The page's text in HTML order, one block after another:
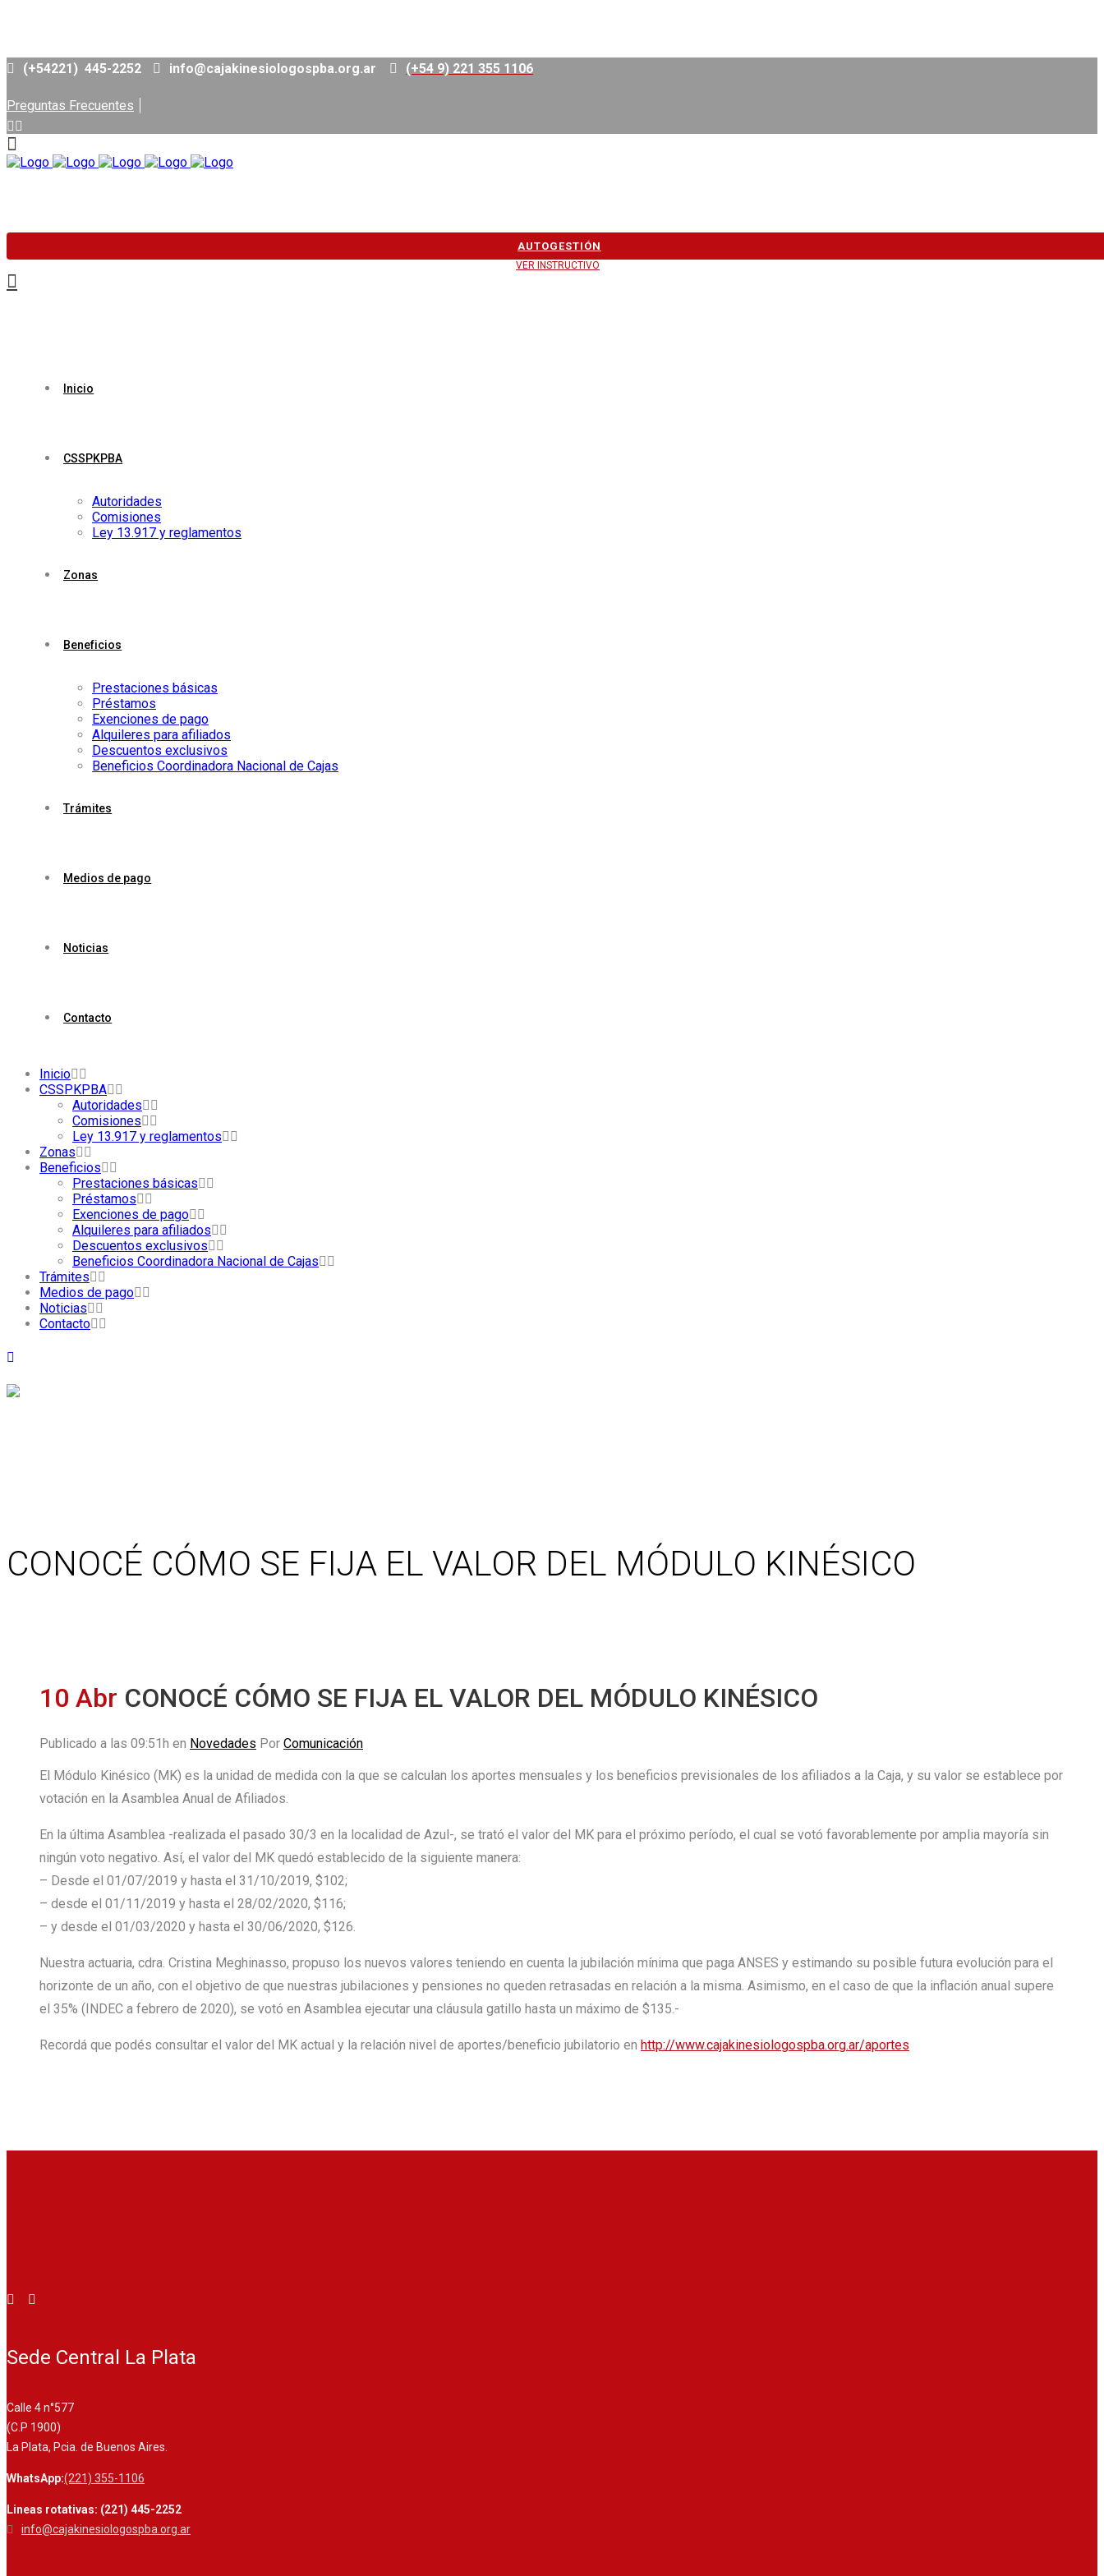
(+54221) 445-2252 info@cajakinesiologospba.org.ar (+54 9) 221 355 1106
Preguntas Frecuentes
AUTOGESTIÓN
VER INSTRUCTIVO
Inicio
CSSPKPBA
Autoridades
Comisiones
Ley 13.917 y reglamentos
Zonas
Beneficios
Prestaciones básicas
Préstamos
Exenciones de pago
Alquileres para afiliados
Descuentos exclusivos
Beneficios Coordinadora Nacional de Cajas
Trámites
Medios de pago
Noticias
Contacto
Inicio
CSSPKPBA
Autoridades
Comisiones
Ley 13.917 y reglamentos
Zonas
Beneficios
Prestaciones básicas
Préstamos
Exenciones de pago
Alquileres para afiliados
Descuentos exclusivos
Beneficios Coordinadora Nacional de Cajas
Trámites
Medios de pago
Noticias
Contacto
CONOCÉ CÓMO SE FIJA EL VALOR DEL MÓDULO KINÉSICO
10 Abr CONOCÉ CÓMO SE FIJA EL VALOR DEL MÓDULO KINÉSICO
Publicado a las 09:51h en Novedades Por Comunicación
El Módulo Kinésico (MK) es la unidad de medida con la que se calculan los aportes mensuales y los beneficios previsionales de los afiliados a la Caja, y su valor se establece por
votación en la Asamblea Anual de Afiliados.
En la última Asamblea -realizada el pasado 30/3 en la localidad de Azul-, se trató el valor del MK para el próximo período, el cual se votó favorablemente por amplia mayoría sin
ningún voto negativo. Así, el valor del MK quedó establecido de la siguiente manera:
– Desde el 01/07/2019 y hasta el 31/10/2019, $102;
– desde el 01/11/2019 y hasta el 28/02/2020, $116;
– y desde el 01/03/2020 y hasta el 30/06/2020, $126.
Nuestra actuaria, cdra. Cristina Meghinasso, propuso los nuevos valores teniendo en cuenta la jubilación mínima que paga ANSES y estimando su posible futura evolución para el
horizonte de un año, con el objetivo de que nuestras jubilaciones y pensiones no queden retrasadas en relación a la misma. Asimismo, en el caso de que la inflación anual supere
el 35% (INDEC a febrero de 2020), se votó en Asamblea ejecutar una cláusula gatillo hasta un máximo de $135.-
Recordá que podés consultar el valor del MK actual y la relación nivel de aportes/beneficio jubilatorio en http://www.cajakinesiologospba.org.ar/aportes
Sede Central La Plata
Calle 4 n°577
(C.P 1900)
La Plata, Pcia. de Buenos Aires.
WhatsApp:(221) 355-1106
Lineas rotativas: (221) 445-2252
info@cajakinesiologospba.org.ar